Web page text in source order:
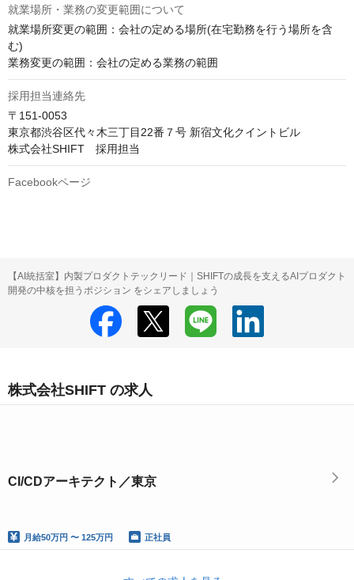
就業場所・業務の変更範囲について
就業場所変更の範囲：会社の定める場所(在宅勤務を行う場所を含
む)
業務変更の範囲：会社の定める業務の範囲
採用担当連絡先
〒151-0053
東京都渋谷区代々木三丁目22番７号 新宿文化クイントビル
株式会社SHIFT　採用担当
Facebookページ
【AI統括室】内製プロダクトテックリード｜SHIFTの成長を支えるAIプロダクト
開発の中核を担うポジション をシェアしましょう
株式会社SHIFT の求人
CI/CDアーキテクト／東京
月給50万円 〜 125万円 正社員